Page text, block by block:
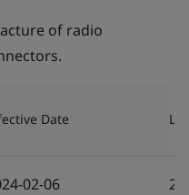
of radio
Date
02-06